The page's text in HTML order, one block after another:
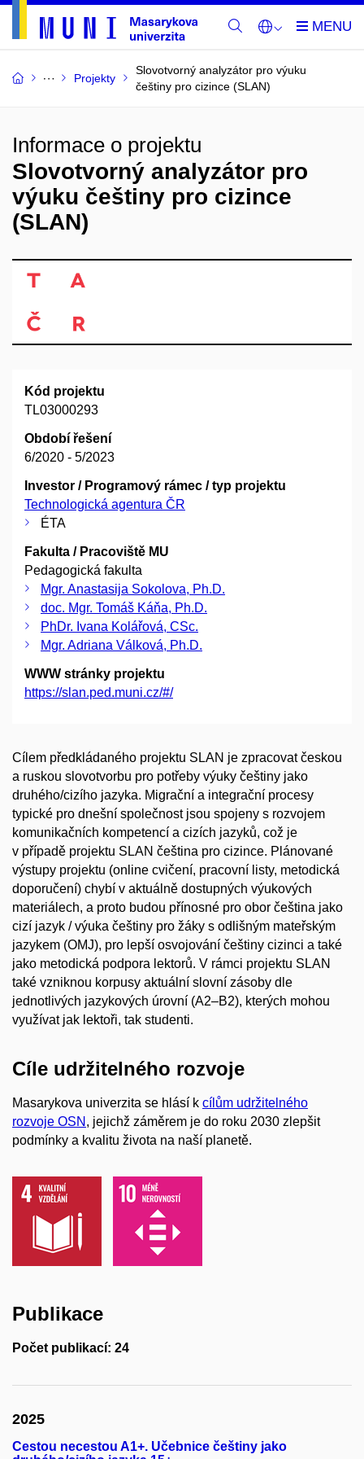
Projekty
Slovotvorný analyzátor pro výuku
češtiny pro cizince (SLAN)
Informace o projektu
Slovotvorný analyzátor pro
výuku češtiny pro cizince
(SLAN)
Kód projektu
TL03000293
Období řešení
6/2020 - 5/2023
Investor / Programový rámec / typ projektu
Technologická agentura ČR
ÉTA
Fakulta / Pracoviště MU
Pedagogická fakulta
Mgr. Anastasija Sokolova, Ph.D.
doc. Mgr. Tomáš Káňa, Ph.D.
PhDr. Ivana Kolářová, CSc.
Mgr. Adriana Válková, Ph.D.
WWW stránky projektu
https://slan.ped.muni.cz/#/
Cílem předkládaného projektu SLAN je zpracovat českou
a ruskou slovotvorbu pro potřeby výuky češtiny jako
druhého/cizího jazyka. Migrační a integrační procesy
typické pro dnešní společnost jsou spojeny s rozvojem
komunikačních kompetencí a cizích jazyků, což je
v případě projektu SLAN čeština pro cizince. Plánované
výstupy projektu (online cvičení, pracovní listy, metodická
doporučení) chybí v aktuálně dostupných výukových
materiálech, a proto budou přínosné pro obor čeština jako
cizí jazyk / výuka češtiny pro žáky s odlišným mateřským
jazykem (OMJ), pro lepší osvojování češtiny cizinci a také
jako metodická podpora lektorů. V rámci projektu SLAN
také vzniknou korpusy aktuální slovní zásoby dle
jednotlivých jazykových úrovní (A2–B2), kterých mohou
využívat jak lektoři, tak studenti.
Cíle udržitelného rozvoje
Masarykova univerzita se hlásí k cílům udržitelného
rozvoje OSN , jejichž záměrem je do roku 2030 zlepšit
podmínky a kvalitu života na naší planetě.
Publikace
Počet publikací: 24
2025
Cestou necestou A1+. Učebnice češtiny jako